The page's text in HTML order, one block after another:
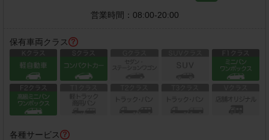
営業時間： 08:00-20:00
保有車両クラス
各種サービス